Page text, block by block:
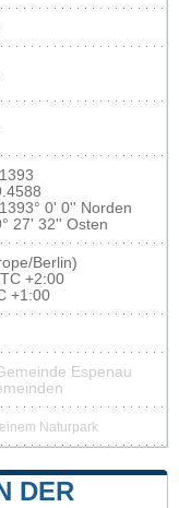
0' 0'' Norden
27' 32'' Osten
Berlin)
+2:00
+1:00
Espenau
Naturpark
DER